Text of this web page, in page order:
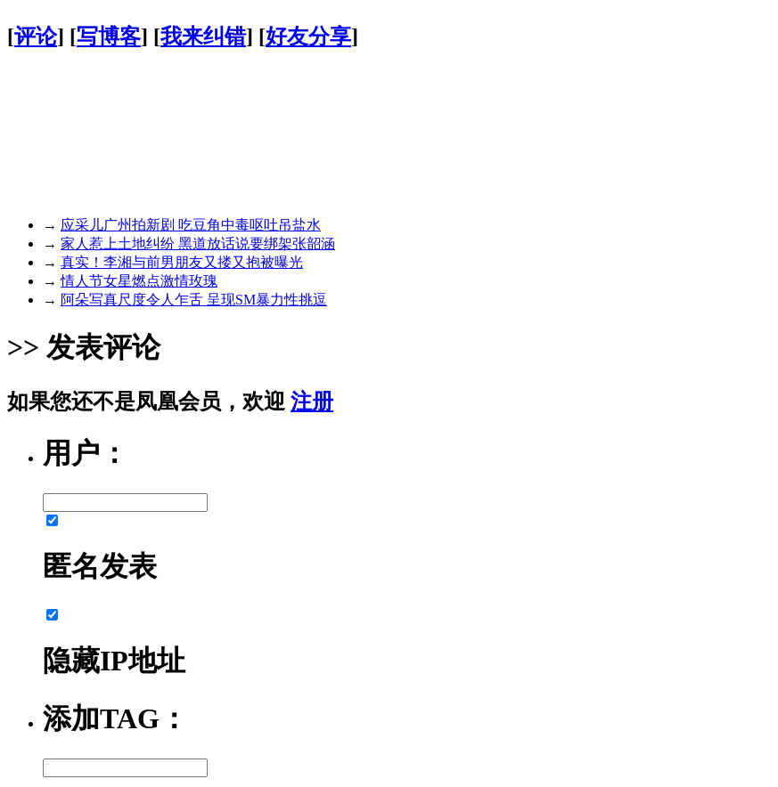
[评论] [写博客] [我来纠错] [好友分享]
→ 应采儿广州拍新剧 吃豆角中毒呕吐吊盐水
→ 家人惹上土地纠纷 黑道放话说要绑架张韶涵
→ 真实！李湘与前男朋友又搂又抱被曝光
→情人节女星燃点激情玫瑰
→ 阿朵写真尺度令人乍舌 呈现SM暴力性挑逗
>> 发表评论
如果您还不是凤凰会员，欢迎 注册
用户：
匿名发表
隐藏IP地址
添加TAG：